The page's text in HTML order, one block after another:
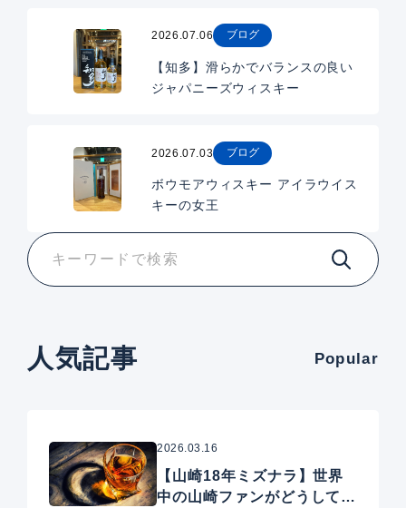
2026.07.06 ブログ
【知多】滑らかでバランスの良い
ジャパニーズウィスキー
2026.07.03 ブログ
ボウモアウィスキー アイラウイス
キーの女王
人気記事 Popular
2026.03.16
【山崎18年ミズナラ】世界
中の山崎ファンがどうしても